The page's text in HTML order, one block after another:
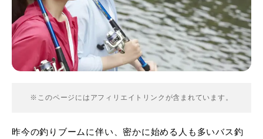
※このページにはアフィリエイトリンクが含まれています。
昨今の釣りブームに伴い、密かに始める人も多いバス釣